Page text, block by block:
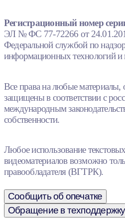
Регистрационный номер
ЭЛ № ФС 77-72266 от
Федеральной службой по
информационных технологий
Все права на любые материалы,
защищены в соответствии с
международным
собственности.
Любое использование
видеоматериалов возможно
правообладателя (ВГТРК).
Сообщить об опечатке
Обращение в техподдержку